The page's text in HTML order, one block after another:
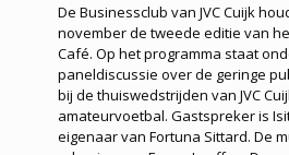
De Businessclub van JVC Cuijk
november de tweede editie van
Café. Op het programma staat
paneldiscussie over de geringe
bij de thuiswedstrijden van JVC
amateurvoetbal. Gastspreker is
eigenaar van Fortuna Sittard. De